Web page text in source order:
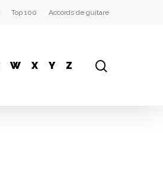
Top 100 Accords de guitare
W X Y Z